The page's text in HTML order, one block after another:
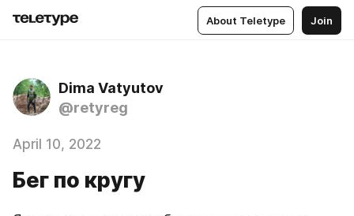
About Teletype Join
Dima Vatyutov
@retyreg
April 10, 2022
Бег по кругу